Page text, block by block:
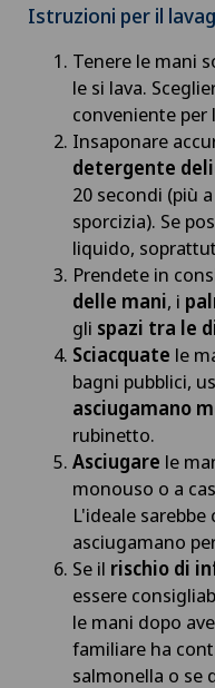
Istruzioni per il
Tenere le mani
le si lava.
conveniente per
Insaponare
detergente
20 secondi (più
sporcizia). Se
liquido,
Prendete in
delle mani, i
gli spazi tra le
Sciacquate le
bagni pubblici,
asciugamano
rubinetto.
Asciugare le
monouso o a
L'ideale
asciugamano
Se il rischio di
essere
le mani dopo
familiare ha
salmonella o se